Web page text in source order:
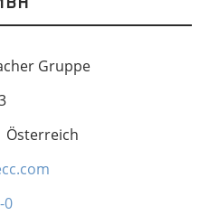
Gruppe
Österreich
0